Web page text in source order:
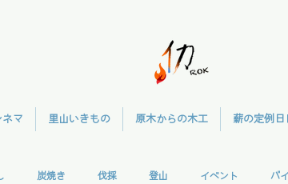
マ 里山いきもの 原木からの木工 薪の定例日
炭焼き 伐採 登山 イベント バ